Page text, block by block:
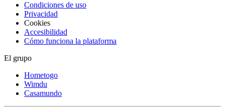
Condiciones de uso
Privacidad
Cookies
Accesibilidad
Cómo funciona la plataforma
El grupo
Hometogo
Wimdu
Casamundo